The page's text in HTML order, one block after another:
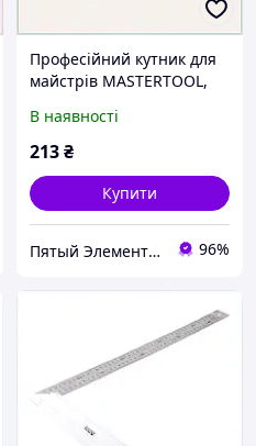
Професійний кутник для
майстрів MASTERTOOL,
В наявності
213₴
Купити
Пятый Элемент - всё, что вам нужно 96%